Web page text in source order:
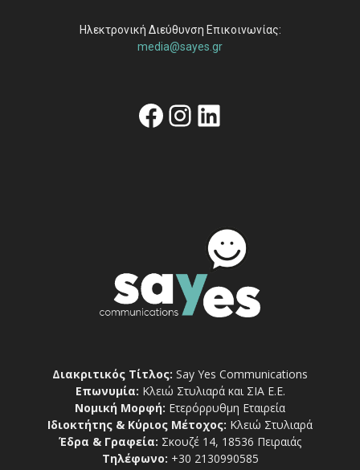
Ηλεκτρονική Διεύθυνση Επικοινωνίας:
media@sayes.gr
Facebook
Instagram
Linkedin
Διακριτικός Τίτλος: Say Yes Communications
Επωνυμία: Κλειώ Στυλιαρά και ΣΙΑ Ε.Ε.
Νομική Μορφή: Ετερόρρυθμη Εταιρεία
Ιδιοκτήτης & Κύριος Μέτοχος: Κλειώ Στυλιαρά
Έδρα & Γραφεία: Σκουζέ 14, 18536 Πειραιάς
Τηλέφωνο: +30 2130990585